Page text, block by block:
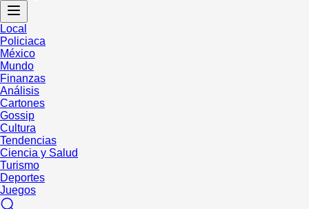
Local
Policiaca
México
Mundo
Finanzas
Análisis
Cartones
Gossip
Cultura
Tendencias
Ciencia y Salud
Turismo
Deportes
Juegos